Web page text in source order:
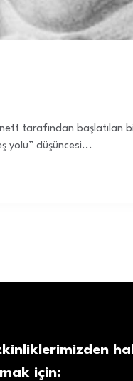
tarafından başlatılan
yolu” düşüncesi...
için: